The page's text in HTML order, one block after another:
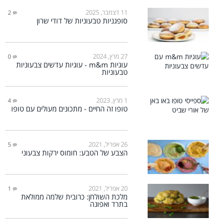
11 דצמבר, 2025 2
סופגניות טבעוניות של דודי שרון
27 מרץ, 2024 0
עוגיות m&m - עוגיות עדשים צבעוניות
טבעוניות
1 מרץ, 2023 4
טופו זה החיים - מתכונים מעולים עם טופו
26 אפריל, 2021 5
הצבע של הטבע: חומוס ירקות צבעוני
20 אפריל, 2021 1
מלכת השולחן: כרובית שלמה ממולאת
בתרד ואפונה